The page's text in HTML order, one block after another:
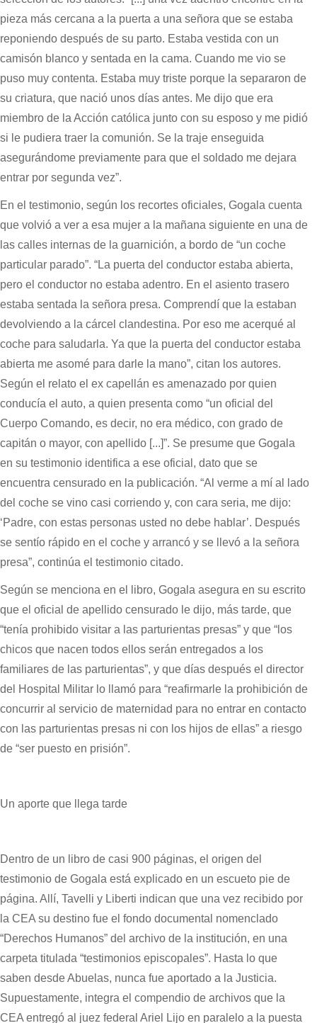
pieza más cercana a la puerta a una señora que se estaba
reponiendo después de su parto. Estaba vestida con un
camisón blanco y sentada en la cama. Cuando me vio se
puso muy contenta. Estaba muy triste porque la separaron de
su criatura, que nació unos días antes. Me dijo que era
miembro de la Acción católica junto con su esposo y me pidió
si le pudiera traer la comunión. Se la traje enseguida
asegurándome previamente para que el soldado me dejara
entrar por segunda vez”.
En el testimonio, según los recortes oficiales, Gogala cuenta
que volvió a ver a esa mujer a la mañana siguiente en una de
las calles internas de la guarnición, a bordo de “un coche
particular parado”. “La puerta del conductor estaba abierta,
pero el conductor no estaba adentro. En el asiento trasero
estaba sentada la señora presa. Comprendí que la estaban
devolviendo a la cárcel clandestina. Por eso me acerqué al
coche para saludarla. Ya que la puerta del conductor estaba
abierta me asomé para darle la mano”, citan los autores.
Según el relato el ex capellán es amenazado por quien
conducía el auto, a quien presenta como “un oficial del
Cuerpo Comando, es decir, no era médico, con grado de
capitán o mayor, con apellido [...]”. Se presume que Gogala
en su testimonio identifica a ese oficial, dato que se
encuentra censurado en la publicación. “Al verme a mí al lado
del coche se vino casi corriendo y, con cara seria, me dijo:
‘Padre, con estas personas usted no debe hablar’. Después
se sentío rápido en el coche y arrancó y se llevó a la señora
presa”, continúa el testimonio citado.
Según se menciona en el libro, Gogala asegura en su escrito
que el oficial de apellido censurado le dijo, más tarde, que
“tenía prohibido visitar a las parturientas presas” y que “los
chicos que nacen todos ellos serán entregados a los
familiares de las parturientas”, y que días después el director
del Hospital Militar lo llamó para “reafirmarle la prohibición de
concurrir al servicio de maternidad para no entrar en contacto
con las parturientas presas ni con los hijos de ellas” a riesgo
de “ser puesto en prisión”.
Un aporte que llega tarde
Dentro de un libro de casi 900 páginas, el origen del
testimonio de Gogala está explicado en un escueto pie de
página. Allí, Tavelli y Liberti indican que una vez recibido por
la CEA su destino fue el fondo documental nomenclado
“Derechos Humanos” del archivo de la institución, en una
carpeta titulada “testimonios episcopales”. Hasta lo que
saben desde Abuelas, nunca fue aportado a la Justicia.
Supuestamente, integra el compendio de archivos que la
CEA entregó al juez federal Ariel Lijo en paralelo a la puesta